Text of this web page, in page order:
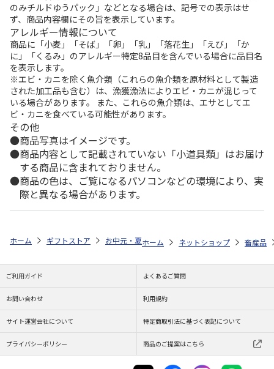
のみチルドゆうパック」などとなる場合は、記号での表示はせ
ず、商品内容欄にその旨を表示しています。
アレルギー情報について
商品に「小麦」「そば」「卵」「乳」「落花生」「えび」「か
に」「くるみ」のアレルギー特定8品目を含んでいる場合に品目名
を表示します。
※エビ・カニを除く魚介類（これらの魚介類を原材料として製造
された加工品も含む）は、漁獲漁法によりエビ・カニが混じって
いる場合があります。 また、これらの魚介類は、エサとしてエ
ビ・カニを食べている可能性があります。
その他
商品写真はイメージです。
商品内容として記載されていない「小道具類」はお届け
する商品に含まれておりません。
商品の色は、ご覧になるパソコンなどの環境により、実
際と異なる場合があります。
ホーム ギフトストア お中元・夏ギフト特集 2026 ゆうゆうギフト
ホーム ネットショップ 畜産品
ご利用ガイド よくあるご質問
お問い合わせ 利用規約
サイト運営会社について 特定商取引法に基づく表記について
プライバシーポリシー 商品のご提案はこちら